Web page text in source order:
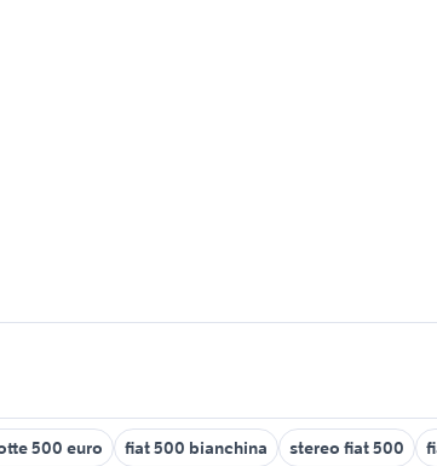
500 euro fiat 500 bianchina stereo fiat 500